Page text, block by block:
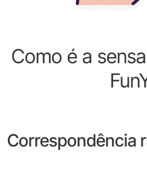
Como é a
Correspondência